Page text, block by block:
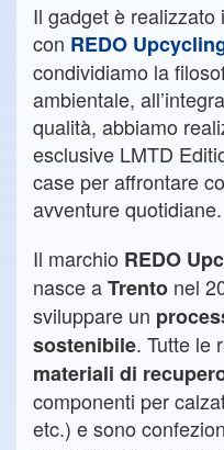
Il gadget è
con REDO
condividiamo la
ambientale,
qualità, abbiamo
esclusive LMTD
case per affrontare
avventure quotidiane.
Il marchio REDO
nasce aTrento nel
sviluppare un
sostenibile. Tutte le
materiali di
componenti per
etc.) e sono